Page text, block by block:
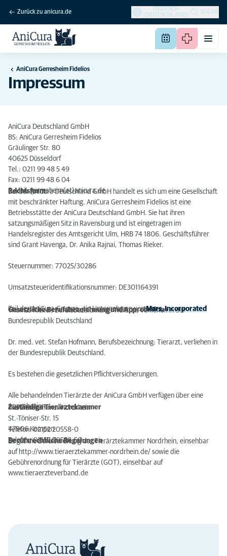
Zurück zu anicura.de
DEUTSCH
(DEUTSCHLAND)
SUCHE
AniCura Gerresheim Fidelios
Impressum
AniCura Deutschland GmbH
BS: AniCura Gerresheim Fidelios
Gräulinger Str. 80
40625 Düsseldorf
Tel.: 0211 99 48 5 49
Fax: 0211 99 48 6 04
E-Mail: gerresheim(at)anicura.de
Rechtsform
Bei der AniCura Deutschland GmbH handelt es sich um eine Gesellschaft
mit beschränkter Haftung. AniCura Gerresheim Fidelios ist eine
Betriebsstätte der AniCura Deutschland GmbH. Sie hat ihren
satzungsmäßigen Sitz in Ravensburg und ist eingetragen im
Handelsregister des Amtsgericht Ulm, HRB 74 1806. Geschäftsführer
sind Grant Havenga, Dr. Anika Rajnai, Thomas Rieker.
Steuernummer: 77025/30286
Umsatzsteueridentifikationsnummer: DE301164391
Teil der AniCura-Gruppe, ein Unternehmen vonMars, Incorporated
Gesetzliche Berufsbezeichnung und Approbation
Thomas Rieker, Berufsbezeichnung: Tierarzt, verliehen in der
Bundesrepublik Deutschland
Dr. med. vet. Stefan Hofmann, Berufsbezeichnung: Tierarzt, verliehen in
der Bundesrepublik Deutschland.
Es bestehen die gesetzlichen Pflichtversicherungen.
Alle behandelnden Tierärzte der AniCura GmbH verfügen über eine
Approbation.
Zuständige Tierärztekammer
Tierärztekammer Nordrhein
St.-Töniser-Str. 15
47906 Kempen
Telefon: 02152 20558-0
Telefax: 02152 20558-50
Berufsrechtliche Regelungen
Es gilt die Berufsordnung der Tierärztekammer Nordrhein, einsehbar
auf http://www.tieraerztekammer-nordrhein.de/ sowie die
Gebührenordnung für Tierärzte (GOT), einsehbar auf
www.tieraerzteverband.de